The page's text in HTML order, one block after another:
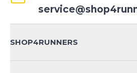
*Pflichtfelder
BEWERTUNG
Datenschutzbestimmungenund
SHOP4RUNNERS